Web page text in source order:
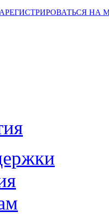
НА